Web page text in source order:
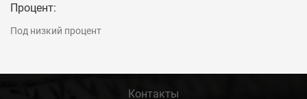
Процент:
Под низкий процент
Контакты